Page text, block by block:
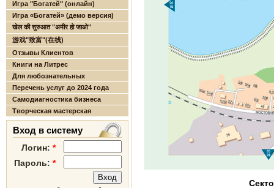
Игра "Богатей" (онлайн)
Игра «Богатей» (демо версия)
खेल की शुरुआत "अमीर हो जाओ"
游戏"致富"(在线)
Отзывы Клиентов
Книги на Литрес
Для любознательных
Перечень услуг до 2024 года
Самодиагностика бизнеса
Творческая мастерская
Вход в систему
Логин: *
Пароль: *